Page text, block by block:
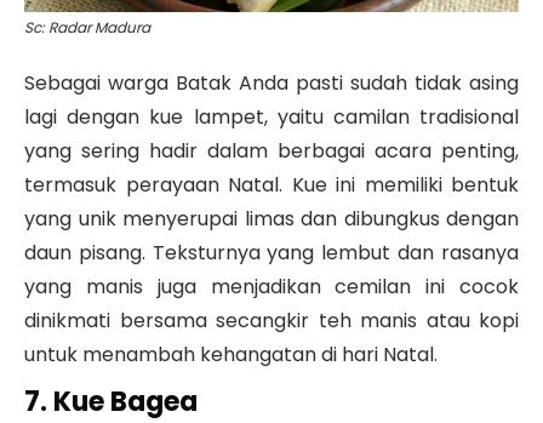
Sc: Radar Madura
Sebagai warga Batak Anda pasti sudah tidak asing
lagi dengan kue lampet, yaitu camilan tradisional
yang sering hadir dalam berbagai acara penting,
termasuk perayaan Natal. Kue ini memiliki bentuk
yang unik menyerupai limas dan dibungkus dengan
daun pisang. Teksturnya yang lembut dan rasanya
yang manis juga menjadikan cemilan ini cocok
dinikmati bersama secangkir teh manis atau kopi
untuk menambah kehangatan di hari Natal.
7. Kue Bagea